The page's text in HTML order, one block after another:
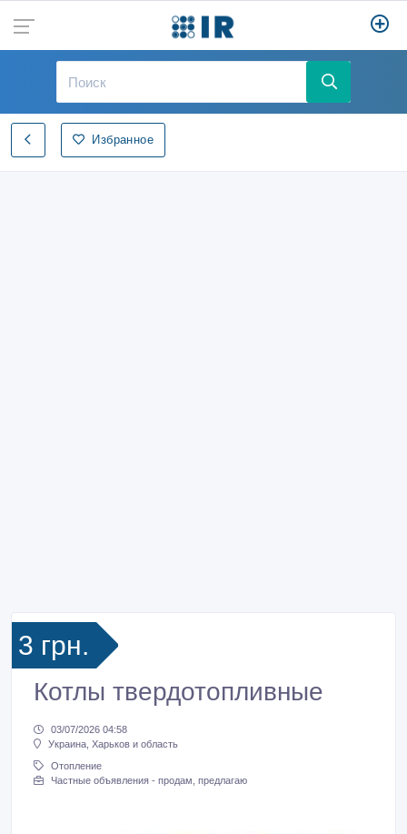
Избранное
3 грн.
Котлы твердотопливные
03/07/2026 04:58
Украина, Харьков и область
Отопление
Частные объявления - продам, предлагаю